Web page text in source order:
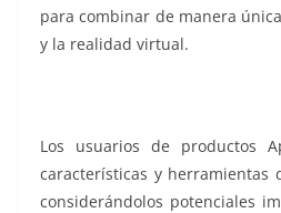
para combinar de manera
y la realidad virtual.
Los usuarios de productos
características y herramientas
considerándolos potenciales